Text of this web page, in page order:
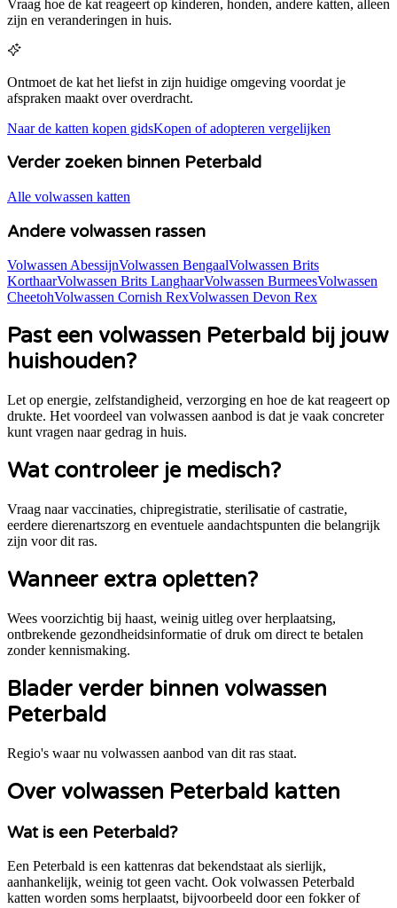
Vraag hoe de kat reageert op kinderen, honden, andere katten, alleen
zijn en veranderingen in huis.
Ontmoet de kat het liefst in zijn huidige omgeving voordat je
afspraken maakt over overdracht.
Naar de katten kopen gidsKopen of adopteren vergelijken
Verder zoeken binnen Peterbald
Alle volwassen katten
Andere volwassen rassen
Volwassen AbessijnVolwassen BengaalVolwassen Brits
KorthaarVolwassen Brits LanghaarVolwassen BurmeesVolwassen
CheetohVolwassen Cornish RexVolwassen Devon Rex
Past een volwassen Peterbald bij jouw
huishouden?
Let op energie, zelfstandigheid, verzorging en hoe de kat reageert op
drukte. Het voordeel van volwassen aanbod is dat je vaak concreter
kunt vragen naar gedrag in huis.
Wat controleer je medisch?
Vraag naar vaccinaties, chipregistratie, sterilisatie of castratie,
eerdere dierenartszorg en eventuele aandachtspunten die belangrijk
zijn voor dit ras.
Wanneer extra opletten?
Wees voorzichtig bij haast, weinig uitleg over herplaatsing,
ontbrekende gezondheidsinformatie of druk om direct te betalen
zonder kennismaking.
Blader verder binnen volwassen
Peterbald
Regio's waar nu volwassen aanbod van dit ras staat.
Over volwassen Peterbald katten
Wat is een Peterbald?
Een Peterbald is een kattenras dat bekendstaat als sierlijk,
aanhankelijk, weinig tot geen vacht. Ook volwassen Peterbald
katten worden soms herplaatst, bijvoorbeeld door een fokker of